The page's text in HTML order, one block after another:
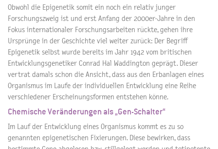
Obwohl die Epigenetik somit ein noch ein relativ junger
Forschungszweig ist und erst Anfang der 2000er-Jahre in den
Fokus internationaler Forschungsarbeiten rückte, gehen ihre
Ursprünge in der Geschichte viel weiter zurück: Der Begriff
Epigenetik selbst wurde bereits im Jahr 1942 vom britischen
Entwicklungsgenetiker Conrad Hal Waddington geprägt. Dieser
vertrat damals schon die Ansicht, dass aus den Erbanlagen eines
Organismus im Laufe der individuellen Entwicklung eine Reihe
verschiedener Erscheinungsformen entstehen könne.
Chemische Veränderungen als „Gen-Schalter“
Im Lauf der Entwicklung eines Organismus kommt es zu so
genannten epigenetischen Fixierungen. Diese bewirken, dass